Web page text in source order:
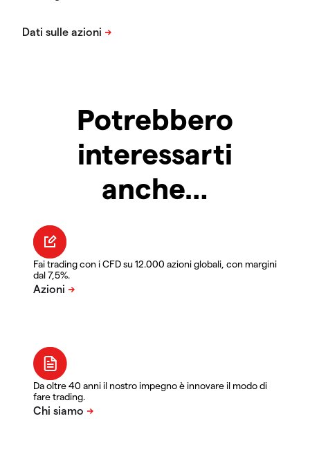
Potrebbero
interessarti
anche…
Fai trading con i CFD su 12.000 azioni globali, con margini
dal 7,5%.
Da oltre 40 anni il nostro impegno è innovare il modo di
fare trading.